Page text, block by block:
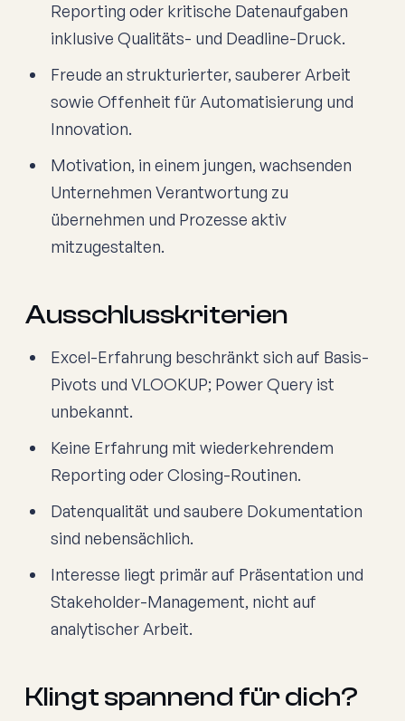
Reporting oder kritische Datenaufgaben
inklusive Qualitäts- und Deadline-Druck.
Freude an strukturierter, sauberer Arbeit
sowie Offenheit für Automatisierung und
Innovation.
Motivation, in einem jungen, wachsenden
Unternehmen Verantwortung zu
übernehmen und Prozesse aktiv
mitzugestalten.
Ausschlusskriterien
Excel-Erfahrung beschränkt sich auf Basis-
Pivots und VLOOKUP; Power Query ist
unbekannt.
Keine Erfahrung mit wiederkehrendem
Reporting oder Closing-Routinen.
Datenqualität und saubere Dokumentation
sind nebensächlich.
Interesse liegt primär auf Präsentation und
Stakeholder-Management, nicht auf
analytischer Arbeit.
Klingt spannend für dich?